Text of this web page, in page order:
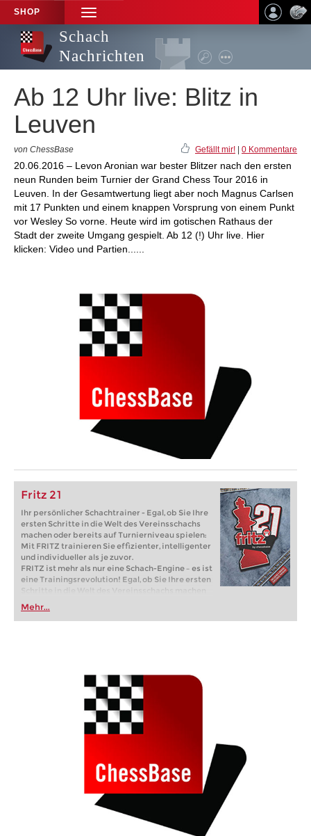
SHOP
TOGGLE
NAVIGATION
Schach
Nachrichten
Ab 12 Uhr live: Blitz in
Leuven
von ChessBase Gefällt mir! 0 Kommentare
20.06.2016 – Levon Aronian war bester Blitzer nach den ersten
neun Runden beim Turnier der Grand Chess Tour 2016 in
Leuven. In der Gesamtwertung liegt aber noch Magnus Carlsen
mit 17 Punkten und einem knappen Vorsprung von einem Punkt
vor Wesley So vorne. Heute wird im gotischen Rathaus der
Stadt der zweite Umgang gespielt. Ab 12 (!) Uhr live. Hier
klicken: Video und Partien......
Fritz 21
Ihr persönlicher Schachtrainer - Egal, ob Sie Ihre
ersten Schritte in die Welt des Vereinsschachs
machen oder bereits auf Turnierniveau spielen:
Mit FRITZ trainieren Sie effizienter, intelligenter
und individueller als je zuvor.
FRITZ ist mehr als nur eine Schach-Engine – es ist
eine Trainingsrevolution! Egal, ob Sie Ihre ersten
Schritte in die Welt des Vereinsschachs machen
oder bereits auf Turnierniveau spielen: Mit
FRITZ trainieren Sie effizienter, intelligenter und
individueller als je zuvor.
Mehr...